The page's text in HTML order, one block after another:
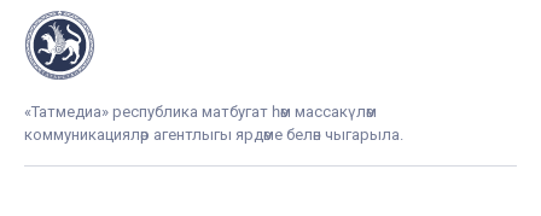
«Татмедиа» республика матбугат һәм массакүләм
коммуникацияләр агентлыгы ярдәме белән чыгарыла.